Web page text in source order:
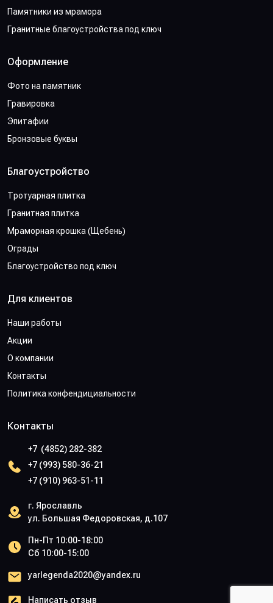
Памятники из мрамора
Гранитные благоустройства под ключ
Оформление
Фото на памятник
Гравировка
Эпитафии
Бронзовые буквы
Благоустройство
Тротуарная плитка
Гранитная плитка
Мраморная крошка (Щебень)
Ограды
Благоустройство под ключ
Для клиентов
Наши работы
Акции
О компании
Контакты
Политика конфендициальности
Контакты
+7 (4852) 282-382
+7 (993) 580-36-21
+7 (910) 963-51-11
г. Ярославль
ул. Большая Федоровская, д.107
Пн-Пт 10:00-18:00
Сб 10:00-15:00
yarlegenda2020@yandex.ru
Написать отзыв